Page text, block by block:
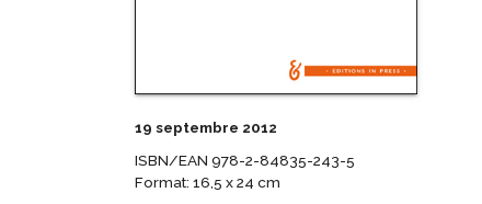
19 septembre 2012
ISBN/EAN 978-2-84835-243-5
Format: 16,5 x 24 cm